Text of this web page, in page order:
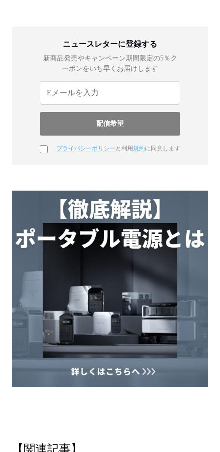
ニュースレターに登録する
新商品発売やキャンペーン期間限定の5％ク
ーポンをいち早くお届けします
プライバシーポリシー と利用規約に同意します
【関連記事】